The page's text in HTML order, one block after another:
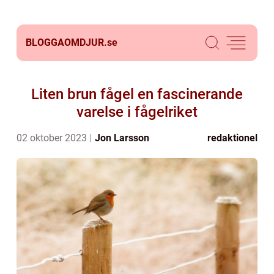
BLOGGAOMDJUR.se
Liten brun fågel en fascinerande
varelse i fågelriket
02 oktober 2023 Jon Larsson redaktionel